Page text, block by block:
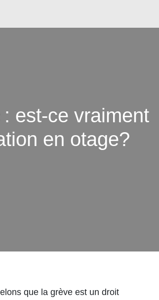
est-ce vraiment
en otage?
que la grève est un droit